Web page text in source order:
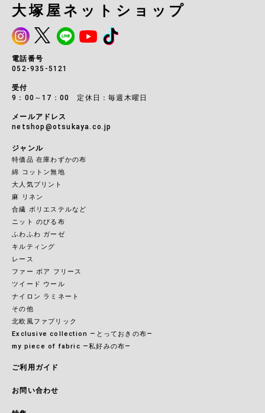
大塚屋ネットショップ
電話番号
052-935-5121
受付
9：00～17：00 定休日：毎週木曜日
メールアドレス
netshop@otsukaya.co.jp
ジャンル
特価品 在庫わずかの布
綿 コットン無地
大人気プリント
麻 リネン
合繊 ポリエステルなど
ニット のびる布
ふわふわ ガーゼ
キルティング
レース
ファー ボア フリース
ツイード ウール
ナイロン ラミネート
その他
北欧風ファブリック
Exclusive collection ―とっておきの布―
my piece of fabric ―私好みの布―
ご利用ガイド
お問い合わせ